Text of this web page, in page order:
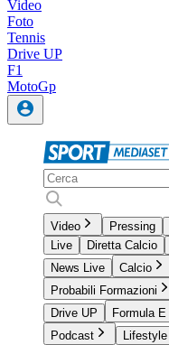
Video
Foto
Tennis
Drive UP
F1
MotoGp
Video Pressing
Live
Diretta Calcio
News Live
Calcio
Probabili Formazioni
Drive UP
Formula E
Podcast
Lifestyle